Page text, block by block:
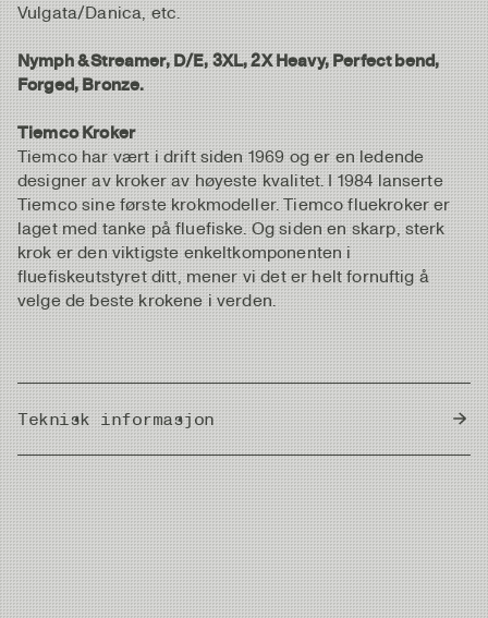
Vulgata/Danica, etc.
Nymph & Streamer, D/E, 3XL, 2X Heavy, Perfect bend,
Forged, Bronze.
Tiemco Kroker
Tiemco har vært i drift siden 1969 og er en ledende
designer av kroker av høyeste kvalitet. I 1984 lanserte
Tiemco sine første krokmodeller. Tiemco fluekroker er
laget med tanke på fluefiske. Og siden en skarp, sterk
krok er den viktigste enkeltkomponenten i
fluefiskeutstyret ditt, mener vi det er helt fornuftig å
velge de beste krokene i verden.
Teknisk informasjon
Country of Origin Japan